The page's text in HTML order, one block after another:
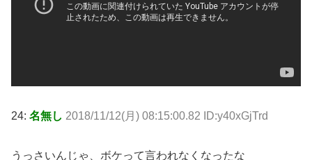
24: 名無し 2018/11/12(月) 08:15:00.82 ID:y40xGjTrd
うっさいんじゃ、ボケって言われなくなったな